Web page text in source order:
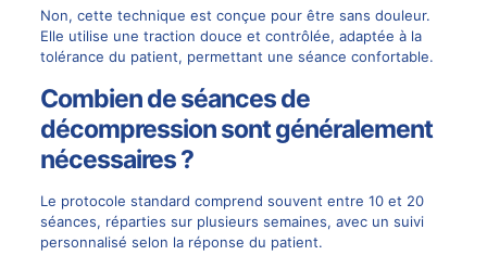
Non, cette technique est conçue pour être sans douleur.
Elle utilise une traction douce et contrôlée, adaptée à la
tolérance du patient, permettant une séance confortable.
Combien de séances de
décompression sont généralement
nécessaires ?
Le protocole standard comprend souvent entre 10 et 20
séances, réparties sur plusieurs semaines, avec un suivi
personnalisé selon la réponse du patient.